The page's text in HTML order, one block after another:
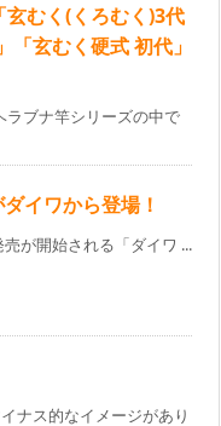
むく(くろむく)3代
「玄むく硬式 初代」
ラブナ竿シリーズの中で
イワから登場！
売が開始される「ダイワ ...
ナス的なイメージがあり